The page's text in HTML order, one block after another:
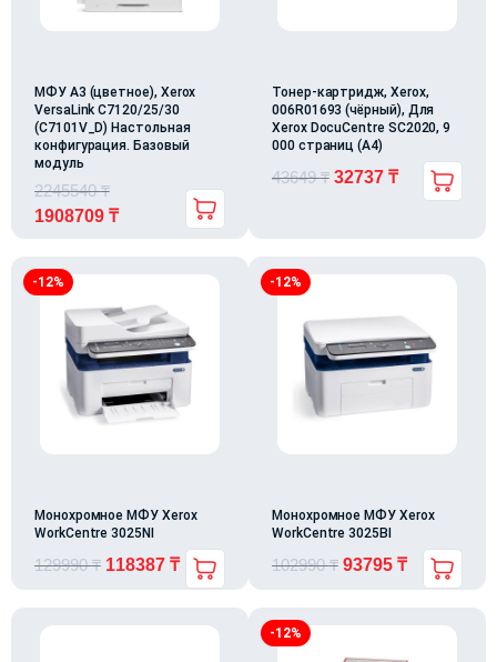
МФУ А3 (цветное), Xerox
VersaLink C7120/25/30
(C7101V_D) Настольная
конфигурация. Базовый
модуль
2245540₸
1908709 ₸
Тонер-картридж, Xerox,
006R01693 (чёрный), Для
Xerox DocuCentre SC2020, 9
000 страниц (А4)
43649₸ 32737 ₸
-12%
Монохромное МФУ Xerox
WorkCentre 3025NI
129990₸ 118387 ₸
-12%
Монохромное МФУ Xerox
WorkCentre 3025BI
102990₸ 93795 ₸
-12%